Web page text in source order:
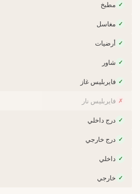
✓ مطبخ
✓ مغاسل
✓ أرضيات
✓ شاور
✓ فايربليس غاز
✗ فايربليس نار
✓ درج داخلي
✓ درج خارجي
✓ داخلي
✓ خارجي